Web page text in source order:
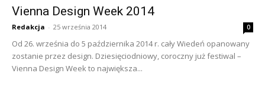
Vienna Design Week 2014
Redakcja - 25 września 2014 0
Od 26. września do 5 października 2014 r. cały Wiedeń opanowany
zostanie przez design. Dziesięciodniowy, coroczny już festiwal –
Vienna Design Week to największa...